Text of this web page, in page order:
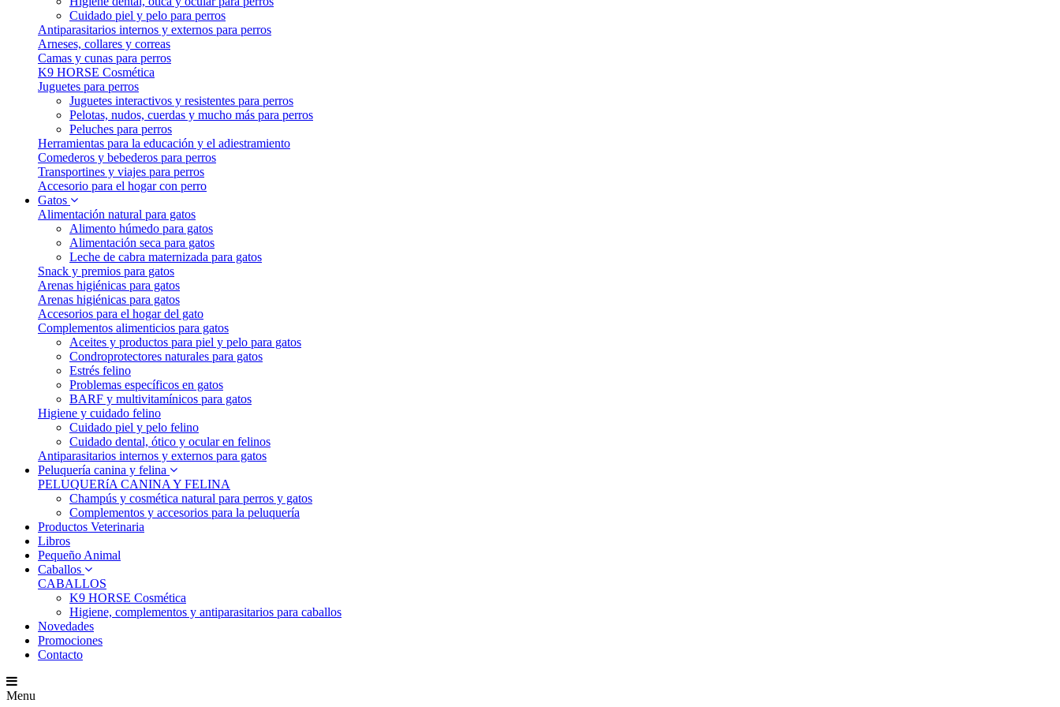
Cuidado piel y pelo para perros
Antiparasitarios internos y externos para perros
Arneses, collares y correas
Camas y cunas para perros
K9 HORSE Cosmética
Juguetes para perros
Juguetes interactivos y resistentes para perros
Pelotas, nudos, cuerdas y mucho más para perros
Peluches para perros
Herramientas para la educación y el adiestramiento
Comederos y bebederos para perros
Transportines y viajes para perros
Accesorio para el hogar con perro
Gatos
Alimentación natural para gatos
Alimento húmedo para gatos
Alimentación seca para gatos
Leche de cabra maternizada para gatos
Snack y premios para gatos
Arenas higiénicas para gatos
Arenas higiénicas para gatos
Accesorios para el hogar del gato
Complementos alimenticios para gatos
Aceites y productos para piel y pelo para gatos
Condroprotectores naturales para gatos
Estrés felino
Problemas específicos en gatos
BARF y multivitamínicos para gatos
Higiene y cuidado felino
Cuidado piel y pelo felino
Cuidado dental, ótico y ocular en felinos
Antiparasitarios internos y externos para gatos
Peluquería canina y felina
PELUQUERíA CANINA Y FELINA
Champús y cosmética natural para perros y gatos
Complementos y accesorios para la peluquería
Productos Veterinaria
Libros
Pequeño Animal
Caballos
CABALLOS
K9 HORSE Cosmética
Higiene, complementos y antiparasitarios para caballos
Novedades
Promociones
Contacto
Menu